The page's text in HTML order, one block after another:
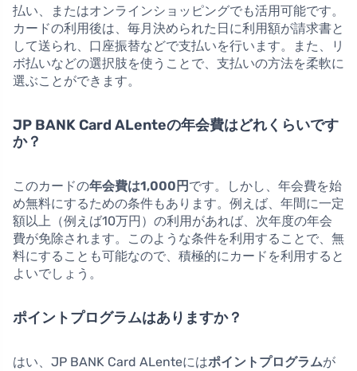
払い、またはオンラインショッピングでも活用可能です。
カードの利用後は、毎月決められた日に利用額が請求書と
して送られ、口座振替などで支払いを行います。また、リ
ボ払いなどの選択肢を使うことで、支払いの方法を柔軟に
選ぶことができます。
JP BANK Card ALenteの年会費はどれくらいです
か？
このカードの年会費は1,000円 です。しかし、年会費を始
め無料にするための条件もあります。例えば、年間に一定
額以上（例えば10万円）の利用があれば、次年度の年会
費が免除されます。このような条件を利用することで、無
料にすることも可能なので、積極的にカードを利用すると
よいでしょう。
ポイントプログラムはありますか？
はい、JP BANK Card ALenteにはポイントプログラムが